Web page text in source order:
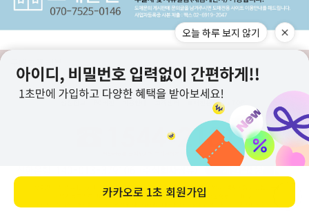
도매전용몰
오늘 하루 보지 않기
카카오로 1초 회원가입